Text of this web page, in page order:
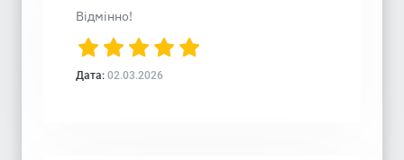
Відмінно!
Дата: 02.03.2026